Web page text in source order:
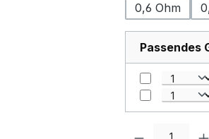
0,6 Ohm
Passendes
Produkt Anzahl: